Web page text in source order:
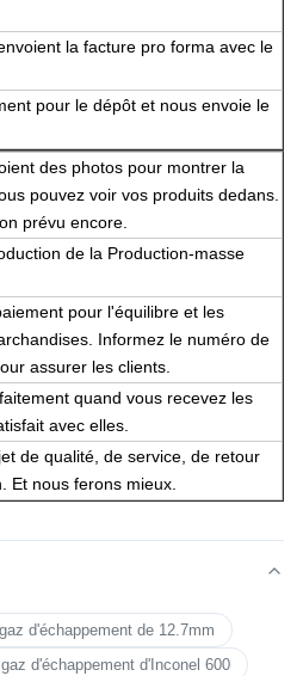
la facture pro forma avec le
pour le dépôt et nous envoie le
des photos pour montrer la
pouvez voir vos produits dedans.
prévu encore.
de la Production-masse
pour l'équilibre et les
Informez le numéro de
assurer les clients.
quand vous recevez les
avec elles.
de qualité, de service, de retour
Et nous ferons mieux.
d'échappement de 12.7mm
d'échappement d'Inconel 600